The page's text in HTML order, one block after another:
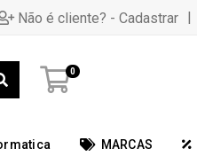
Não é cliente? - Cadastrar |
0
MARCAS